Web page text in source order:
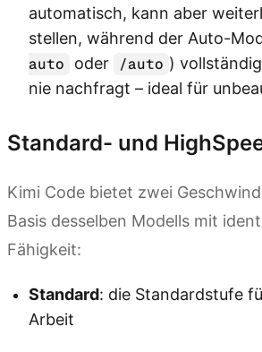
automatisch, kann aber
stellen, während der Auto-
auto
oder /auto )
nie nachfragt – ideal für
Standard- und
Kimi Code bietet zwei
Basis desselben Modells mit
Fähigkeit:
Standard: die Standardstufe
Arbeit